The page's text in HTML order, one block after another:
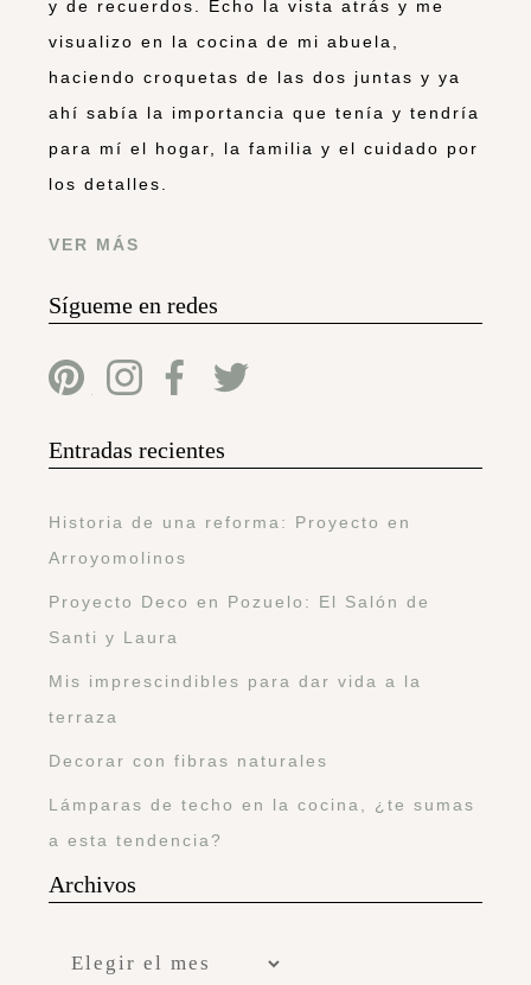
y de recuerdos. Echo la vista atrás y me
visualizo en la cocina de mi abuela,
haciendo croquetas de las dos juntas y ya
ahí sabía la importancia que tenía y tendría
para mí el hogar, la familia y el cuidado por
los detalles.
VER MÁS
Sígueme en redes
Entradas recientes
Historia de una reforma: Proyecto en
Arroyomolinos
Proyecto Deco en Pozuelo: El Salón de
Santi y Laura
Mis imprescindibles para dar vida a la
terraza
Decorar con fibras naturales
Lámparas de techo en la cocina, ¿te sumas
a esta tendencia?
Archivos